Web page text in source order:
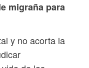
migraña para
y no acorta la